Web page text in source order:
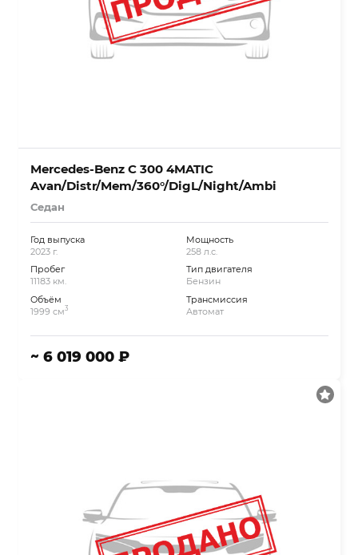
Mercedes-Benz C 300 4MATIC
Avan/Distr/Mem/360°/DigL/Night/Ambi
Седан
Год выпуска
2023 г.
Пробег
11183 км.
Объём
1999 см3
Мощность
258 л.с.
Тип двигателя
Бензин
Трансмиссия
Автомат
~ 6 019 000 ₽